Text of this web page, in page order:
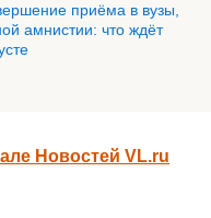
приёма в вузы,
амнистии: что ждёт
Новостей VL.ru